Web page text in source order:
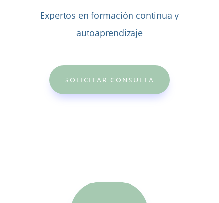
Expertos en formación continua y
autoaprendizaje
SOLICITAR CONSULTA